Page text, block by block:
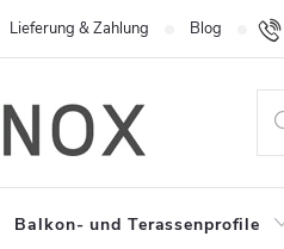
Lieferung & Zahlung Blog
Balkon- und Terassenprofile